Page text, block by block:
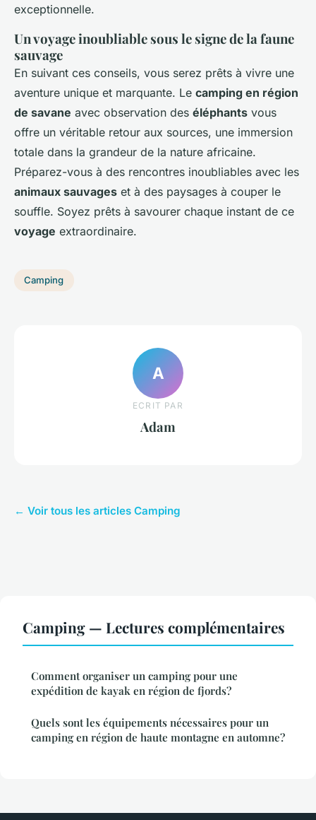
exceptionnelle.
Un voyage inoubliable sous le signe de la faune
sauvage
En suivant ces conseils, vous serez prêts à vivre une
aventure unique et marquante. Le camping en région
de savane avec observation des éléphants vous
offre un véritable retour aux sources, une immersion
totale dans la grandeur de la nature africaine.
Préparez-vous à des rencontres inoubliables avec les
animaux sauvages et à des paysages à couper le
souffle. Soyez prêts à savourer chaque instant de ce
voyage extraordinaire.
Camping
A
ECRIT PAR
Adam
← Voir tous les articles Camping
Camping — Lectures complémentaires
Comment organiser un camping pour une
expédition de kayak en région de fjords?
Quels sont les équipements nécessaires pour un
camping en région de haute montagne en automne?